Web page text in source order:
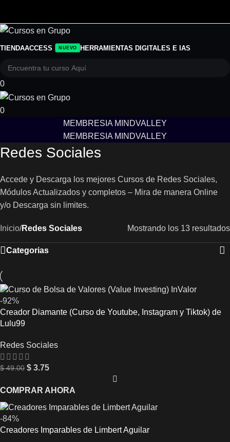
TIENDAACCESS NUEVO HERRAMIENTAS DIGITALES E IAS
0
0
MEMBRESIA MINDVALLEY
MEMBRESIA MINDVALLEY
Redes Sociales
Accede y Descarga los mejores Cursos de Redes Sociales,
Módulos Actualizados y completos – Mira de manera Online
y/o Descarga sin limites.
Inicio/Redes Sociales Mostrando los 13 resultados
Categorias
-92%
Creador Diamante (Curso de Youtube, Instagram y Tiktok) de
Lulu99
Redes Sociales
$49.00 $ 3.75
COMPRAR AHORA
-84%
Creadores Imparables de Limbert Aguilar